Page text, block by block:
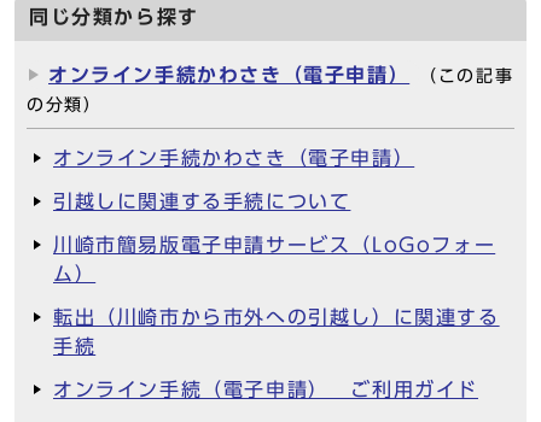
同じ分類から探す
オンライン手続かわさき（電子申請）
（この記事
の分類）
オンライン手続かわさき（電子申請）
引越しに関連する手続について
川崎市簡易版電子申請サービス（LoGoフォー
ム）
転出（川崎市から市外への引越し）に関連する
手続
オンライン手続（電子申請） ご利用ガイド